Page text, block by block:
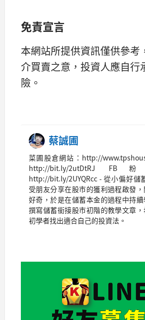
免責宣言
本網站所提供資訊僅供參考
介買賣之意，投資人應自行
險。
蔡誠圃
菜圃股倉網站：http://
http://bit.ly/2utDtRJ
http://bit.ly/2UYQRcc - 從小偏好儲
受朋友分享在股市的獲利過程啟發
好奇，於是在儲蓄本金的過程中持
撰寫儲蓄銜接股市初階的教學文章
初學者找出適合自己的投資法。